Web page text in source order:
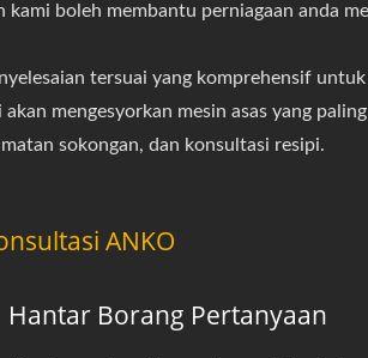
boleh membantu perniagaan anda
tersuai yang komprehensif
mengesyorkan mesin asas yang
sokongan, dan konsultasi resipi.
ANKO
Hantar Borang Pertanyaan